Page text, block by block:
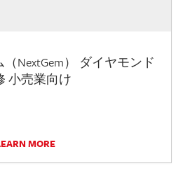
NextGem） ダイヤモンド
小売業向け
MORE